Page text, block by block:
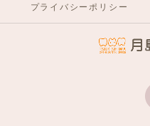
プライバシーポリシー